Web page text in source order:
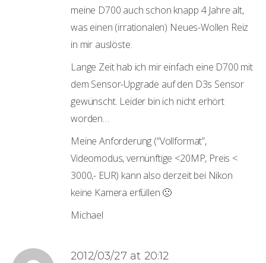
meine D700 auch schon knapp 4 Jahre alt,
was einen (irrationalen) Neues-Wollen Reiz
in mir auslöste.
Lange Zeit hab ich mir einfach eine D700 mit
dem Sensor-Upgrade auf den D3s Sensor
gewünscht. Leider bin ich nicht erhört
worden…
Meine Anforderung (“Vollformat”,
Videomodus, vernünftige <20MP, Preis <
3000,- EUR) kann also derzeit bei Nikon
keine Kamera erfüllen 🙁
Michael
2012/03/27 at 20:12